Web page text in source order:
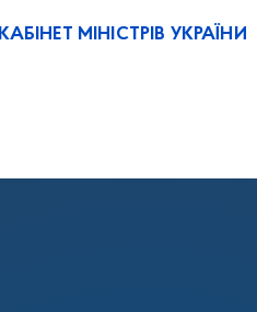
КАБІНЕТ МІНІСТРІВ УКРАЇНИ